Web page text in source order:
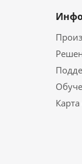
Карта